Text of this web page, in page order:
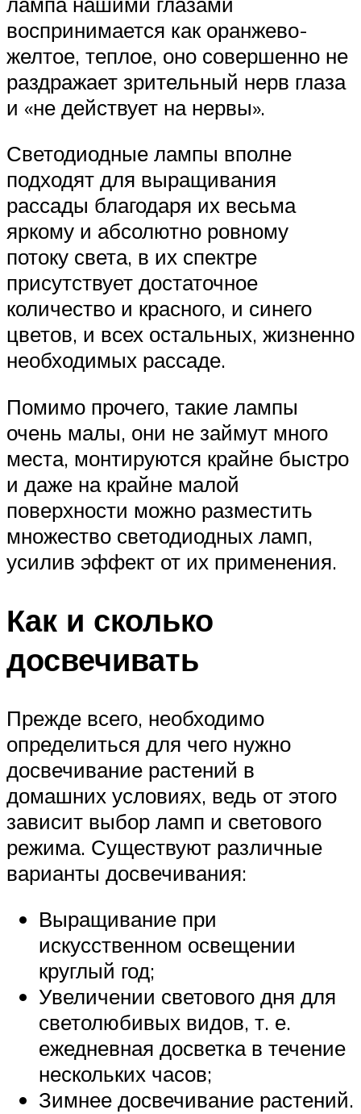
воспринимается как оранжево-
желтое, теплое, оно совершенно не
раздражает зрительный нерв глаза
и «не действует на нервы».
Светодиодные лампы вполне
подходят для выращивания
рассады благодаря их весьма
яркому и абсолютно ровному
потоку света, в их спектре
присутствует достаточное
количество и красного, и синего
цветов, и всех остальных, жизненно
необходимых рассаде.
Помимо прочего, такие лампы
очень малы, они не займут много
места, монтируются крайне быстро
и даже на крайне малой
поверхности можно разместить
множество светодиодных ламп,
усилив эффект от их применения.
Как и сколько
досвечивать
Прежде всего, необходимо
определиться для чего нужно
досвечивание растений в
домашних условиях, ведь от этого
зависит выбор ламп и светового
режима. Существуют различные
варианты досвечивания:
Выращивание при
искусственном освещении
круглый год;
Увеличении светового дня для
светолюбивых видов, т. е.
ежедневная досветка в течение
нескольких часов;
Зимнее досвечивание растений.